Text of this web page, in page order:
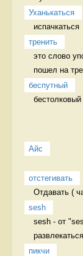
Уханькаться
испачкаться
тренить
это слово
пошел на
беспутный
Айс
отстегивать
Отдавать (
sesh
sesh - от
развлекаться
пикчи